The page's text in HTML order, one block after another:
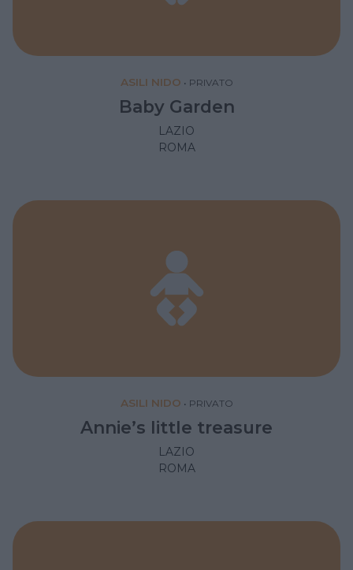
ASILI NIDO • PRIVATO
Baby Garden
LAZIO
ROMA
ASILI NIDO • PRIVATO
Annie’s little treasure
LAZIO
ROMA